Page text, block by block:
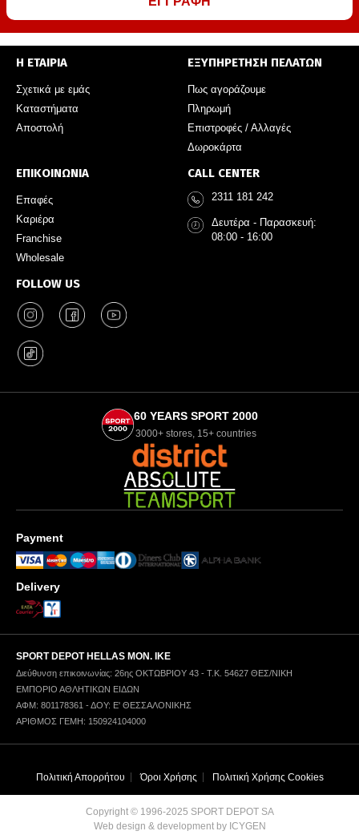
Η ΕΤΑΙΡΙΑ
Σχετικά με εμάς
Καταστήματα
Αποστολή
ΕΞΥΠΗΡΕΤΗΣΗ ΠΕΛΑΤΩΝ
Πως αγοράζουμε
Πληρωμή
Επιστροφές / Αλλαγές
Δωροκάρτα
ΕΠΙΚΟΙΝΩΝΙΑ
Επαφές
Καριέρα
Franchise
Wholesale
FOLLOW US
CALL CENTER
2311 181 242
Δευτέρα - Παρασκευή:
08:00 - 16:00
60 YEARS SPORT 2000
3000+ stores, 15+ countries
Payment
Delivery
SPORT DEPOT HELLAS ΜΟΝ. ΙΚΕ
Διεύθυνση επικοινωνίας: 26ης ΟΚΤΩΒΡΙΟΥ 43 - Τ.Κ. 54627 ΘΕΣ/ΝΙΚΗ
ΕΜΠΟΡΙΟ ΑΘΛΗΤΙΚΩΝ ΕΙΔΩΝ
ΑΦΜ: 801178361 - ΔΟΥ: Ε' ΘΕΣΣΑΛΟΝΙΚΗΣ
ΑΡΙΘΜΟΣ ΓΕΜΗ: 150924104000
Πολιτική Απορρήτου Όροι Χρήσης Πολιτική Χρήσης Cookies
Copyright © 1996-2025 SPORT DEPOT SA
Web design & development by ICYGEN